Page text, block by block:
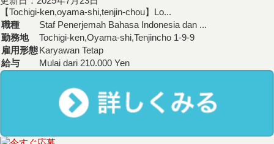
【Tochigi-ken,oyama-shi,tenjin-chou】Lo...
職種
Staf Penerjemah Bahasa Indonesia dan ...
勤務地
Tochigi-ken,Oyama-shi,Tenjincho 1-9-9
雇用形態Karyawan Tetap
給与
Mulai dari 210.000 Yen